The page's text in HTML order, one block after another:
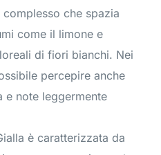
che spazia
come il limone e
di fiori bianchi. Nei
percepire anche
e note leggermente
è caratterizzata da